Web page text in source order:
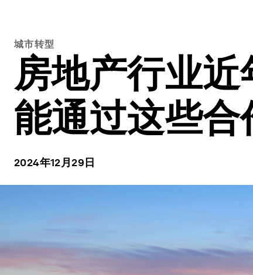
城市转型
房地产行业
能通过这些
2024年12月29日